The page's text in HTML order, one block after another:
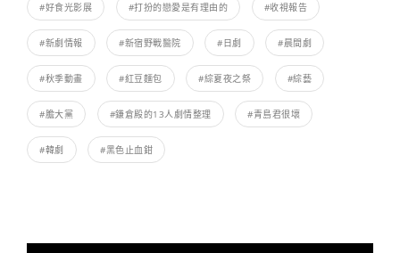
#好食光影展 #打扮的戀愛是有理由的 #收視報告
#新劇情報 #新宿野戰醫院 #日劇 #晨間劇
#秋季動畫 #紅豆麵包 #綜夏夜之祭 #綜藝
#膽大黨 #鎌倉殿的13人劇情整理 #青島君很壞
#韓劇 #黑色止血鉗